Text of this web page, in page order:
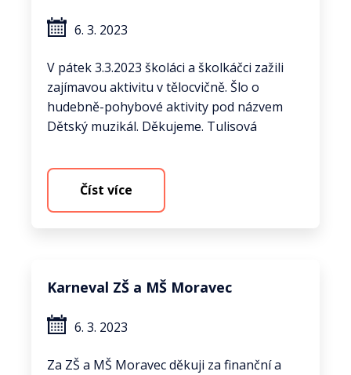
6. 3. 2023
V pátek 3.3.2023 školáci a školkáčci zažili
zajímavou aktivitu v tělocvičně. Šlo o
hudebně-pohybové aktivity pod názvem
Dětský muzikál. Děkujeme. Tulisová
Číst více
Karneval ZŠ a MŠ Moravec
6. 3. 2023
Za ZŠ a MŠ Moravec děkuji za finanční a